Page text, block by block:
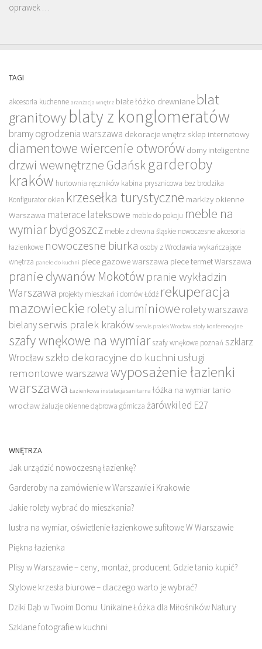
oprawek …
TAGI
akcesoria kuchenne aranżacja wnętrz białe łóżko drewniane blat
granitowyblaty z konglomeratów
bramy ogrodzenia warszawa dekoracje wnętrz sklep internetowy
diamentowe wiercenie otworów domy inteligentne
drzwi wewnętrzne Gdańsk garderoby
kraków hurtownia ręczników kabina prysznicowa bez brodzika
Konfigurator okien krzesełka turystyczne markizy okienne
Warszawa materace lateksowe meble do pokoju meble na
wymiar bydgoszcz meble z drewna śląskie nowoczesne akcesoria
łazienkowe nowoczesne biurka osoby z Wrocławia wykańczające
wnętrza panele do kuchni piece gazowe warszawa piece termet Warszawa
pranie dywanów Mokotów pranie wykładzin
Warszawa projekty mieszkań i domów Łódź rekuperacja
mazowieckie rolety aluminiowe rolety warszawa
bielanyserwis pralek kraków serwis pralek Wrocław stoły konferencyjne
szafy wnękowe na wymiar szafy wnękowe poznań szklarz
Wrocław szkło dekoracyjne do kuchni usługi
remontowe warszawawyposażenie łazienki
warszawa Łazienkowa instalacja sanitarna łóżka na wymiar tanio
wrocławżaluzje okienne dąbrowa górnicza żarówki led E27
WNĘTRZA
Jak urządzić nowoczesną łazienkę?
Garderoby na zamówienie w Warszawie i Krakowie
Jakie rolety wybrać do mieszkania?
lustra na wymiar, oświetlenie łazienkowe sufitowe W Warszawie
Piękna łazienka
Plisy w Warszawie – ceny, montaż, producent. Gdzie tanio kupić?
Stylowe krzesła biurowe – dlaczego warto je wybrać?
Dziki Dąb w Twoim Domu: Unikalne Łóżka dla Miłośników Natury
Szklane fotografie w kuchni